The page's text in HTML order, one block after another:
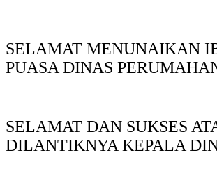
SELAMAT MENUNAIKAN
PUASA DINAS
SELAMAT DAN SUKSES
DILANTIKNYA KEPALA